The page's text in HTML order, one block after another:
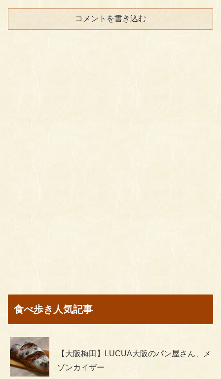
コメントを書き込む
食べ歩き人気記事
【大阪梅田】LUCUA大阪のパン屋さん、メ
ゾンカイザー